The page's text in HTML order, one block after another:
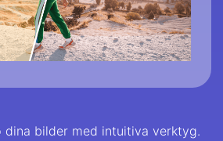
dina bilder med intuitiva verktyg.